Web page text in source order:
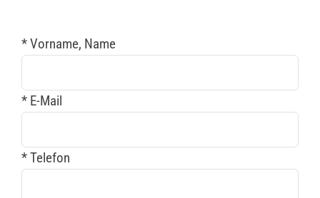
* Vorname, Name
* E-Mail
* Telefon